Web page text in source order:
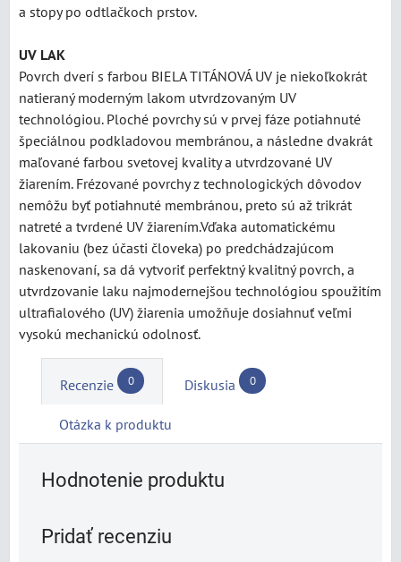
a stopy po odtlačkoch prstov.
UV LAK
Povrch dverí s farbou BIELA TITÁNOVÁ UV je niekoľkokrát
natieraný moderným lakom utvrdzovaným UV
technológiou. Ploché povrchy sú v prvej fáze potiahnuté
špeciálnou podkladovou membránou, a následne dvakrát
maľované farbou svetovej kvality a utvrdzované UV
žiarením. Frézované povrchy z technologických dôvodov
nemôžu byť potiahnuté membránou, preto sú až trikrát
natreté a tvrdené UV žiarením.Vďaka automatickému
lakovaniu (bez účasti človeka) po predchádzajúcom
naskenovaní, sa dá vytvoriť perfektný kvalitný povrch, a
utvrdzovanie laku najmodernejšou technológiou spoužitím
ultrafialového (UV) žiarenia umožňuje dosiahnuť veľmi
vysokú mechanickú odolnosť.
Recenzie 0 Diskusia 0
Otázka k produktu
Hodnotenie produktu
Pridať recenziu